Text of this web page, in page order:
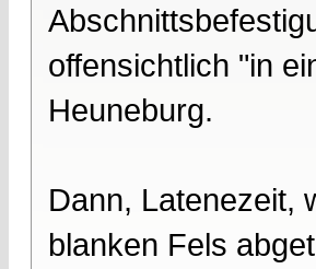
offensichtlich "in
Heuneburg.
Dann, Latenezeit,
blanken Fels